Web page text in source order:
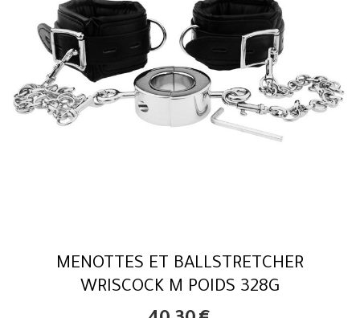
MENOTTES ET BALLSTRETCHER
WRISCOCK M POIDS 328G